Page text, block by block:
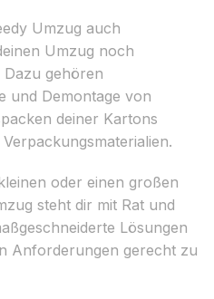
Umzug auch
Umzug noch
gehören
und Demontage von
deiner Kartons
oder einen großen
steht dir mit Rat und
Lösungen
Anforderungen gerecht zu